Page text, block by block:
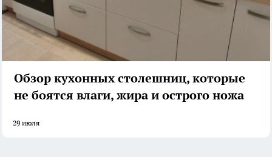
Обзор кухонных столешниц, которые
не боятся влаги, жира и острого ножа
29 июля